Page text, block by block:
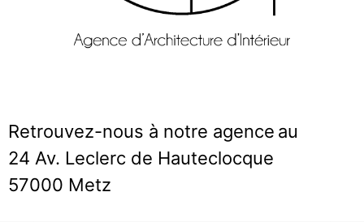
Retrouvez-nous à notre agence au
24 Av. Leclerc de Hauteclocque
57000 Metz